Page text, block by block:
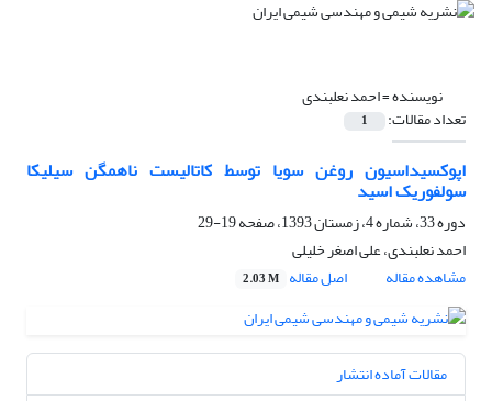
نویسنده =احمد نعلبندی
تعداد مقالات: 1
اپوکسیداسیون روغن سویا توسط کاتالیست ناهمگن سیلیکا
سولفوریک اسید
دوره 33، شماره 4، زمستان 1393، صفحه
19-29
احمد نعلبندی، علی اصغر خلیلی
مشاهده مقاله
اصل مقاله 2.03 M
مقالات آماده انتشار